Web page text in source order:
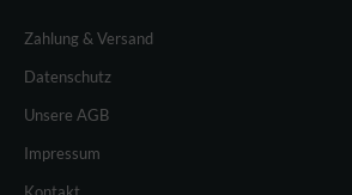
Zahlung & Versand
Datenschutz
Unsere AGB
Impressum
Kontakt